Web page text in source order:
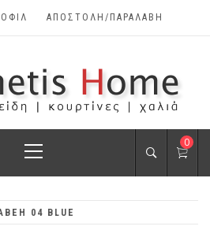
ΑΠΟΣΤΟΛΗ/ΠΑΡΑΛΑΒΗ
HOME
ΛΕΥΚΆ
Menu
0
04 BLUE